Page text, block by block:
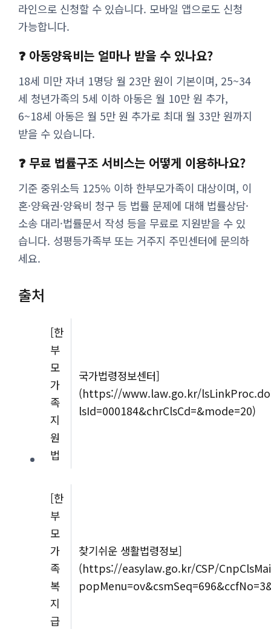
라인으로 신청할 수 있습니다. 모바일 앱으로도 신청
가능합니다.
❓ 아동양육비는 얼마나 받을 수 있나요?
18세 미만 자녀 1명당 월 23만 원이 기본이며, 25~34
세 청년가족의 5세 이하 아동은 월 10만 원 추가,
6~18세 아동은 월 5만 원 추가로 최대 월 33만 원까지
받을 수 있습니다.
❓ 무료 법률구조 서비스는 어떻게 이용하나요?
기준 중위소득 125% 이하 한부모가족이 대상이며, 이
혼·양육권·양육비 청구 등 법률 문제에 대해 법률상담·
소송 대리·법률문서 작성 등을 무료로 지원받을 수 있
습니다. 성평등가족부 또는 거주지 주민센터에 문의하
세요.
출처
[한
부
모
가
족
지
원
법
국가법령정보센터]
(https://www.law.go.kr/
lsId=000184&chrClsCd=&mode=20)
[한
부
모
가
족
복
지
급
찾기쉬운 생활법령정보]
(https://easylaw.go.kr/CSP/